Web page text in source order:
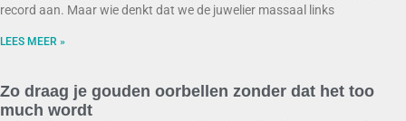
record aan. Maar wie denkt dat we de juwelier massaal links
LEES MEER »
Zo draag je gouden oorbellen zonder dat het too
much wordt